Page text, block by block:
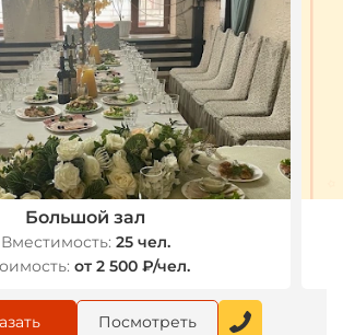
Большой зал
Вместимость: 25 чел.
от 2 500 ₽/чел.
Посмотреть